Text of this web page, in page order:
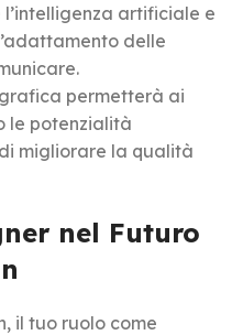
artificiale e
delle
permetterà ai
le potenzialità
migliorare la qualità
nel Futuro
il tuo ruolo come